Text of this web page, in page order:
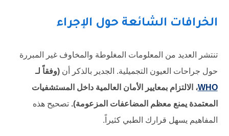
الخرافات الشائعة حول الإجراء
تنتشر العديد من المعلومات المغلوطة والمخاوف غير المبررة
حول جراحات العيون التجميلية. الجدير بالذكر أن(وفقاً لـ
WHO، الالتزام بمعايير الأمان العالمية داخل المستشفيات
المعتمدة يمنع معظم المضاعفات المزعومة). تصحيح هذه
المفاهيم يسهل قرارك الطبي كثيراً.